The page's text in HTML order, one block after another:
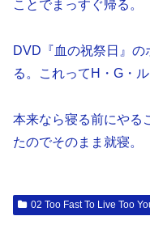
ことでまっすぐ帰る。
DVD『血の祝祭日』
る。これってH・G・
本来なら寝る前にやる
たのでそのまま就寝。
02 Too Fast To Live Too